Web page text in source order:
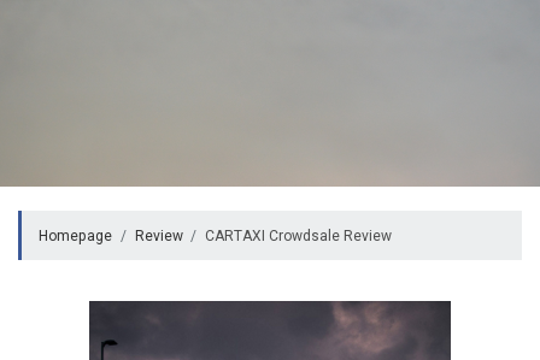
Homepage Review CARTAXI Crowdsale Review